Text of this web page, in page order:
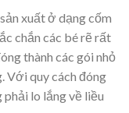
xuất ở dạng cốm
chắn các bé rẽ rất
thành các gói nhỏ
Với quy cách đóng
phải lo lắng về liều